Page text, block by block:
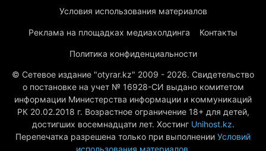
Условия использования материалов
Реклама на площадках медиахолдинга Контакты
Политика конфиденциальности
© Сетевое издание "otyrar.kz" 2009 - 2026. Свидетельство
о постановке на учет № 16928-СИ выдано комитетом
информации Министерства информации и коммуникаций
РК 20.02.2018 г. Возрастное ограничение 18+ для детей,
достигших восемнадцати лет. Хостинг Unihost.kz.
Перепечатка разрешена только при выполнении Условий
использования материалов